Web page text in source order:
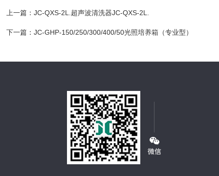
上一篇：JC-QXS-2L.超声波清洗器JC-QXS-2L.
下一篇：JC-GHP-150/250/300/400/50光照培养箱（专业型）